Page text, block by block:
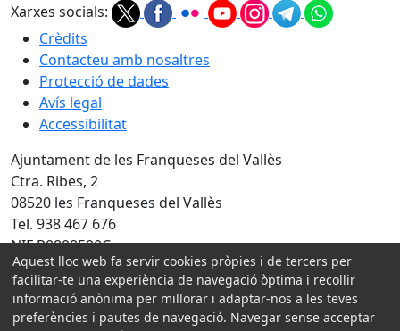
Xarxes socials:
Crèdits
Contacteu amb nosaltres
Protecció de dades
Avís legal
Accessibilitat
Ajuntament de les Franqueses del Vallès
Ctra. Ribes, 2
08520 les Franqueses del Vallès
Tel. 938 467 676
NIF P0808500C
Amb la col·laboració de:
Aquest lloc web fa servir cookies pròpies i de tercers per
facilitar-te una experiència de navegació òptima i recollir
informació anònima per millorar i adaptar-nos a les teves
preferències i pautes de navegació. Navegar sense acceptar